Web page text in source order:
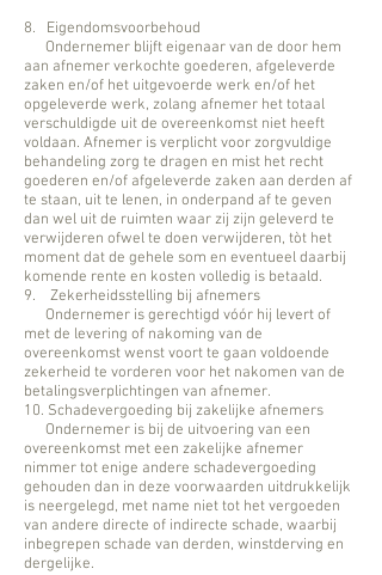
8. Eigendomsvoorbehoud
Ondernemer blijft eigenaar van de door hem
aan afnemer verkochte goederen, afgeleverde
zaken en/of het uitgevoerde werk en/of het
opgeleverde werk, zolang afnemer het totaal
verschuldigde uit de overeenkomst niet heeft
voldaan. Afnemer is verplicht voor zorgvuldige
behandeling zorg te dragen en mist het recht
goederen en/of afgeleverde zaken aan derden af
te staan, uit te lenen, in onderpand af te geven
dan wel uit de ruimten waar zij zijn geleverd te
verwijderen ofwel te doen verwijderen, tòt het
moment dat de gehele som en eventueel daarbij
komende rente en kosten volledig is betaald.
9. Zekerheidsstelling bij afnemers
Ondernemer is gerechtigd vóór hij levert of
met de levering of nakoming van de
overeenkomst wenst voort te gaan voldoende
zekerheid te vorderen voor het nakomen van de
betalingsverplichtingen van afnemer.
10. Schadevergoeding bij zakelijke afnemers
Ondernemer is bij de uitvoering van een
overeenkomst met een zakelijke afnemer
nimmer tot enige andere schadevergoeding
gehouden dan in deze voorwaarden uitdrukkelijk
is neergelegd, met name niet tot het vergoeden
van andere directe of indirecte schade, waarbij
inbegrepen schade van derden, winstderving en
dergelijke.